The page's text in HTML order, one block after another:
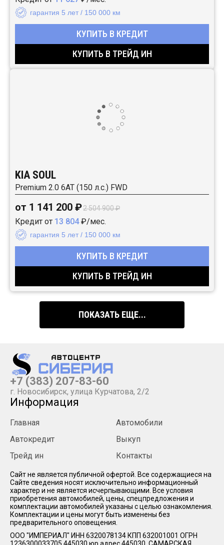
гарантия 5 лет / 150 000 км
КУПИТЬ В КРЕДИТ
КУПИТЬ В ТРЕЙД ИН
KIA SOUL
Premium 2.0 6АТ (150 л.с.) FWD
от 1 141 200 ₽2 504 900 ₽
Кредит от 13 804₽/мес.
гарантия 5 лет / 150 000 км
КУПИТЬ В КРЕДИТ
КУПИТЬ В ТРЕЙД ИН
ПОКАЗАТЬ ЕЩЕ...
+7 (383) 207-83-60
г. Новосибирск, улица Курчатова, 2/2
Информация
Главная
Автомобили
Автокредит
Выкуп
Трейд ин
Контакты
Cайт не является публичной офертой. Все содержащиеся на
Сайте сведения носят исключительно информационный
характер и не является исчерпывающими. Все условия
приобретения автомобилей, цены, спецпредложения и
комплектации автомобилей указаны с целью ознакомления.
Комплектации и цены могут быть изменены без
предварительного оповещения.
ООО "ИМПЕРИАЛ" ИНН 6320078134 КПП 632001001 ОГРН
1236300033705 445030 юр.адрес 445030, САМАРСКАЯ